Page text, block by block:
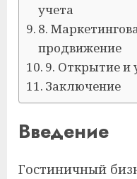
учета
8.
продвижение
9. Открытие и
Заключение
Введение
Гостиничный